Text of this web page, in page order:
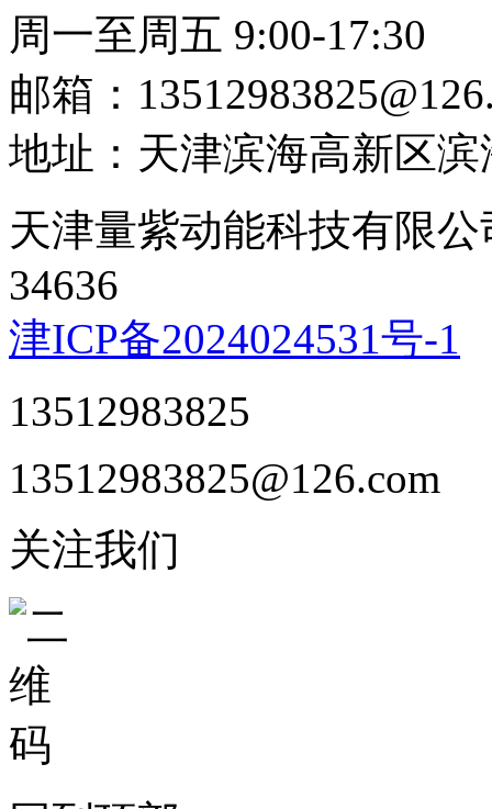
周一至周五 9:00-17:30
邮箱：
地址：天津滨海高新区
天津量紫动能科技有限公
34636
津ICP备2024024531号-1
13512983825
13512983825@126.com
关注我们